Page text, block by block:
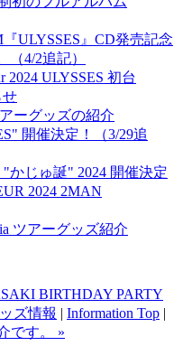
ULYSSES』CD発売記念
4/2追記）
2024 ULYSSES 初台
せ
ーグッズの紹介
開催決定！（3/29追
"かじゅ誕" 2024 開催決定
2024 2MAN
ツアーグッズ紹介
BIRTHDAY PARTY
ズ情報 | Information Top |
です。 »